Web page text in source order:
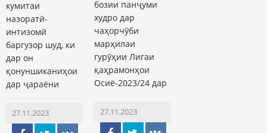
кумитаи
назоратӣ-
интизомӣ
баргузор шуд, ки
дар он
қонуншиканиҳои
дар ҷараёни
27.11.2023
бозии панҷуми
худро дар
чаҳорчӯби
марҳилаи
гурӯҳии Лигаи
қаҳрамонҳои
Осиё-2023/24 дар
27.11.2023